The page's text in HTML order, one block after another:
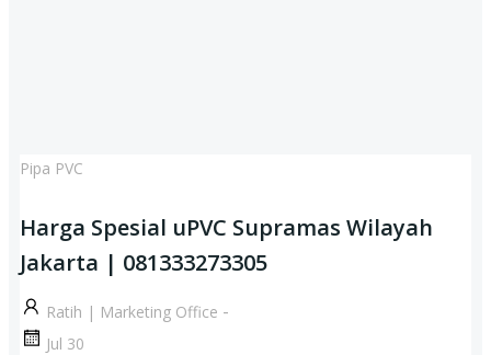
Pipa PVC
Harga Spesial uPVC Supramas Wilayah
Jakarta | 081333273305
Ratih | Marketing Office -
Jul 30